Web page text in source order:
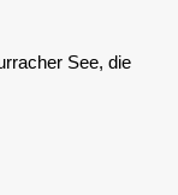
See, die